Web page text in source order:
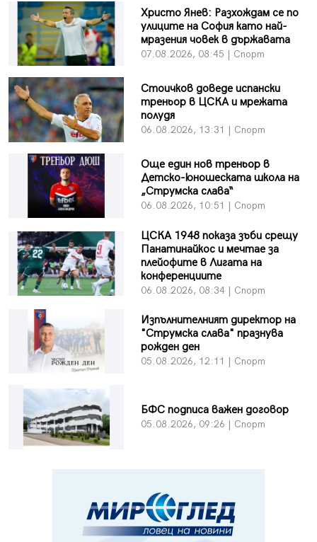
Христо Янев: Разхождам се по
улиците на София като най-
мразения човек в държавата
07.08.2026, 08:45 | Спорт
Стоичков доведе испански
треньор в ЦСКА и мрежата
полудя
06.08.2026, 13:31 | Спорт
Още един нов треньор в
Детско-юношеската школа на
„Струмска слава“
06.08.2026, 10:51 | Спорт
ЦСКА 1948 показа зъби срещу
Панатинайкос и мечтае за
плейофите в Лигата на
конференциите
06.08.2026, 08:34 | Спорт
Изпълнителният директор на
"Струмска слава" празнува
рожден ден
05.08.2026, 12:11 | Спорт
БФC подписа важен договор
05.08.2026, 09:26 | Спорт